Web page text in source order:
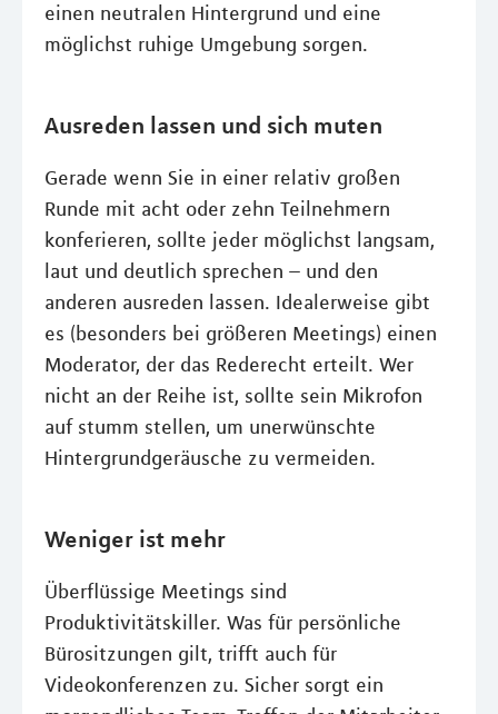
einen neutralen Hintergrund und eine
möglichst ruhige Umgebung sorgen.
Ausreden lassen und sich muten
Gerade wenn Sie in einer relativ großen
Runde mit acht oder zehn Teilnehmern
konferieren, sollte jeder möglichst langsam,
laut und deutlich sprechen – und den
anderen ausreden lassen. Idealerweise gibt
es (besonders bei größeren Meetings) einen
Moderator, der das Rederecht erteilt. Wer
nicht an der Reihe ist, sollte sein Mikrofon
auf stumm stellen, um unerwünschte
Hintergrundgeräusche zu vermeiden.
Weniger ist mehr
Überflüssige Meetings sind
Produktivitätskiller. Was für persönliche
Bürositzungen gilt, trifft auch für
Videokonferenzen zu. Sicher sorgt ein